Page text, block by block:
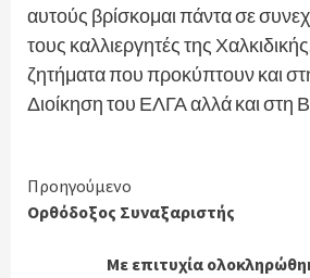
αυτούς βρίσκομαι πάντα σε
τους καλλιεργητές της
ζητήματα που προκύπτουν και
Διοίκηση του ΕΛΓΑ αλλά και στη
Continue
Reading
Προηγούμενο
Ορθόδοξος Συναξαριστής
Με επιτυχία